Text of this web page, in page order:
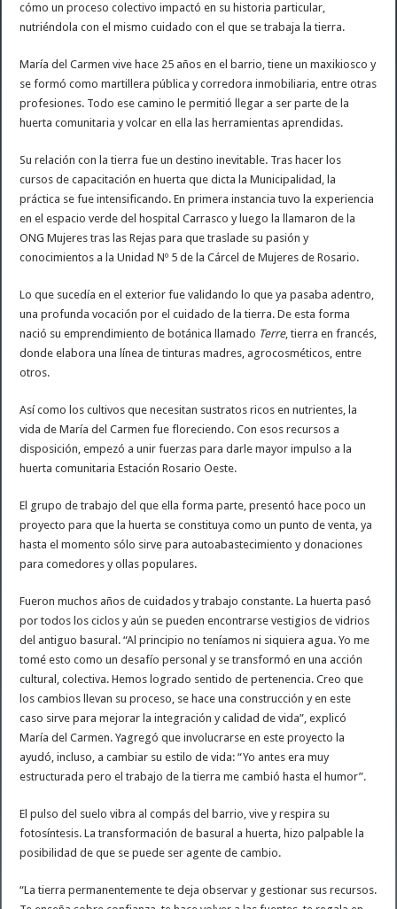
cómo un proceso colectivo impactó en su historia particular,
nutriéndola con el mismo cuidado con el que se trabaja la tierra.
María del Carmen vive hace 25 años en el barrio, tiene un maxikiosco y
se formó como martillera pública y corredora inmobiliaria, entre otras
profesiones. Todo ese camino le permitió llegar a ser parte de la
huerta comunitaria y volcar en ella las herramientas aprendidas.
Su relación con la tierra fue un destino inevitable. Tras hacer los
cursos de capacitación en huerta que dicta la Municipalidad, la
práctica se fue intensificando. En primera instancia tuvo la experiencia
en el espacio verde del hospital Carrasco y luego la llamaron de la
ONG Mujeres tras las Rejas para que traslade su pasión y
conocimientos a la Unidad Nº 5 de la Cárcel de Mujeres de Rosario.
Lo que sucedía en el exterior fue validando lo que ya pasaba adentro,
una profunda vocación por el cuidado de la tierra. De esta forma
nació su emprendimiento de botánica llamado Terre, tierra en francés,
donde elabora una línea de tinturas madres, agrocosméticos, entre
otros.
Así como los cultivos que necesitan sustratos ricos en nutrientes, la
vida de María del Carmen fue floreciendo. Con esos recursos a
disposición, empezó a unir fuerzas para darle mayor impulso a la
huerta comunitaria Estación Rosario Oeste.
El grupo de trabajo del que ella forma parte, presentó hace poco un
proyecto para que la huerta se constituya como un punto de venta, ya
hasta el momento sólo sirve para autoabastecimiento y donaciones
para comedores y ollas populares.
Fueron muchos años de cuidados y trabajo constante. La huerta pasó
por todos los ciclos y aún se pueden encontrarse vestigios de vidrios
del antiguo basural. “Al principio no teníamos ni siquiera agua. Yo me
tomé esto como un desafío personal y se transformó en una acción
cultural, colectiva. Hemos logrado sentido de pertenencia. Creo que
los cambios llevan su proceso, se hace una construcción y en este
caso sirve para mejorar la integración y calidad de vida”, explicó
María del Carmen. Yagregó que involucrarse en este proyecto la
ayudó, incluso, a cambiar su estilo de vida: “Yo antes era muy
estructurada pero el trabajo de la tierra me cambió hasta el humor”.
El pulso del suelo vibra al compás del barrio, vive y respira su
fotosíntesis. La transformación de basural a huerta, hizo palpable la
posibilidad de que se puede ser agente de cambio.
“La tierra permanentemente te deja observar y gestionar sus recursos.